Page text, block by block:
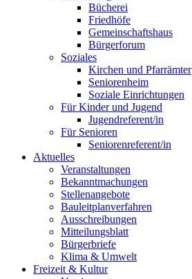
Bücherei
Friedhöfe
Gemeinschaftshaus
Bürgerforum
Soziales
Kirchen und Pfarrämter
Seniorenheim
Soziale Einrichtungen
Für Kinder und Jugend
Jugendreferent/in
Für Senioren
Seniorenreferent/in
Aktuelles
Veranstaltungen
Bekanntmachungen
Stellenangebote
Bauleitplanverfahren
Ausschreibungen
Mitteilungsblatt
Bürgerbriefe
Klima & Umwelt
Freizeit & Kultur